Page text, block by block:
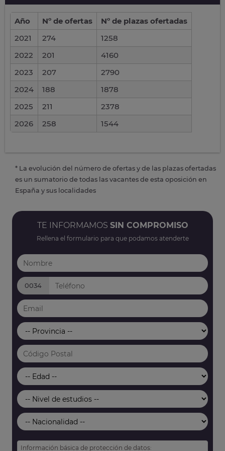
Año Nº de ofertas
Nº de plazas ofertadas
2021
274
1258
2022
201
4160
2023
207
2790
2024
188
1878
2025
211
2378
2026
258 1544
* La evolución del número de ofertas y de las plazas ofertadas
es un sumatorio de todas las vacantes de esta oposición en
España y sus localidades
TE INFORMAMOS SIN COMPROMISO
Rellena el formulario para que podamos atenderte
0034
Información básica de protección de datos: